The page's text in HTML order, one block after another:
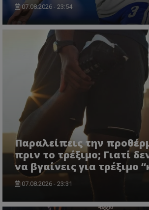
07.08.2026 - 23:54
Παραλείπεις την
πριν το τρέξιμο; Γιατί
να βγαίνεις για τρέξιμο
07.08.2026 - 23:31